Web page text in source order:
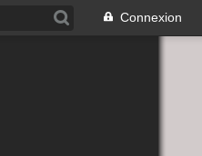
Connexion